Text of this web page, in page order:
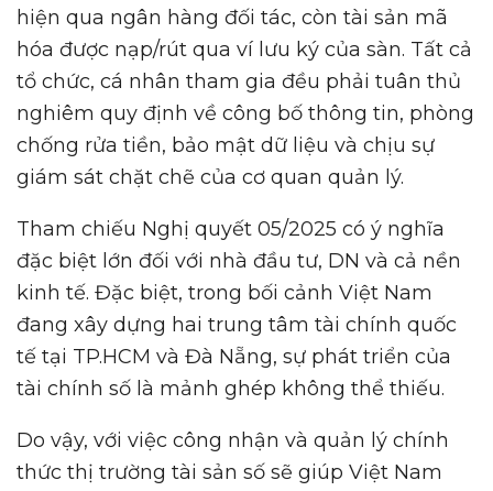
hiện qua ngân hàng đối tác, còn tài sản mã
hóa được nạp/rút qua ví lưu ký của sàn. Tất cả
tổ chức, cá nhân tham gia đều phải tuân thủ
nghiêm quy định về công bố thông tin, phòng
chống rửa tiền, bảo mật dữ liệu và chịu sự
giám sát chặt chẽ của cơ quan quản lý.
Tham chiếu Nghị quyết 05/2025 có ý nghĩa
đặc biệt lớn đối với nhà đầu tư, DN và cả nền
kinh tế. Đặc biệt, trong bối cảnh Việt Nam
đang xây dựng hai trung tâm tài chính quốc
tế tại TP.HCM và Đà Nẵng, sự phát triển của
tài chính số là mảnh ghép không thể thiếu.
Do vậy, với việc công nhận và quản lý chính
thức thị trường tài sản số sẽ giúp Việt Nam